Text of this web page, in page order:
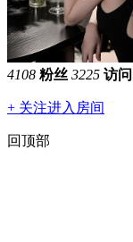
4108 粉丝 3225 访问
+ 关注进入房间
回顶部